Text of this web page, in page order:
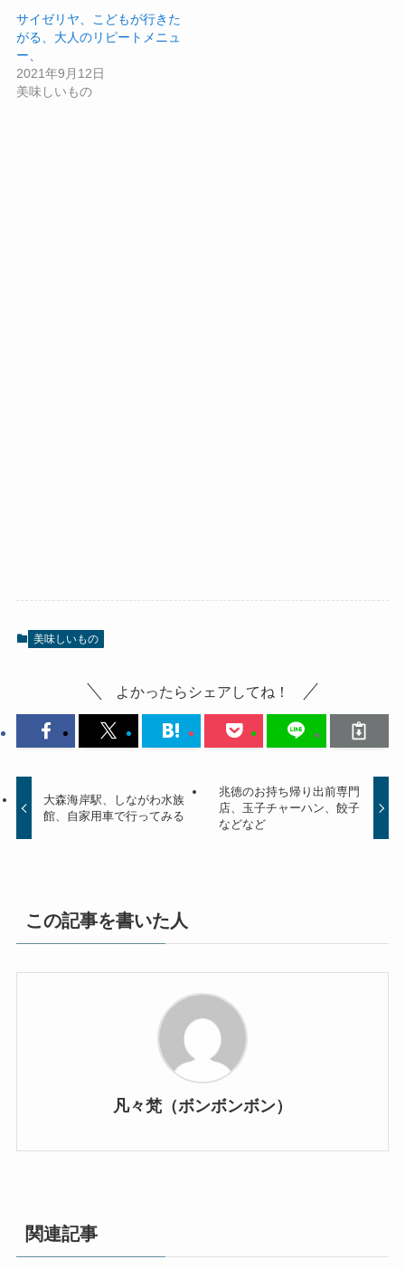
サイゼリヤ、こどもが行きた
がる、大人のリピートメニュ
ー、
2021年9月12日
美味しいもの
美味しいもの
よかったらシェアしてね！
大森海岸駅、しながわ水族
館、自家用車で行ってみる
兆徳のお持ち帰り出前専門
店、玉子チャーハン、餃子
などなど
この記事を書いた人
凡々梵（ボンボンボン）
関連記事